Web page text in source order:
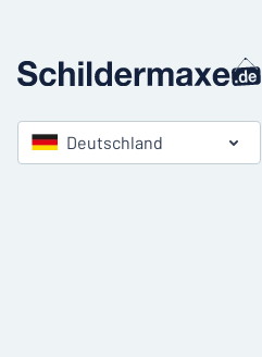
Deutschland